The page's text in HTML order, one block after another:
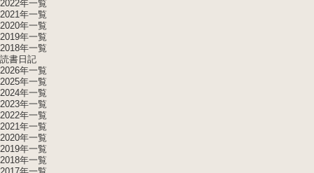
2022年一覧
2021年一覧
2020年一覧
2019年一覧
2018年一覧
読書日記
2026年一覧
2025年一覧
2024年一覧
2023年一覧
2022年一覧
2021年一覧
2020年一覧
2019年一覧
2018年一覧